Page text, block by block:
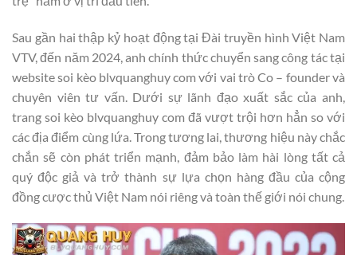
Sau gần hai thập kỷ hoạt động tại Đài truyền hình Việt Nam
VTV, đến năm 2024, anh chính thức chuyển sang công tác tại
website soi kèo blvquanghuy com với vai trò Co – founder và
chuyên viên tư vấn. Dưới sự lãnh đạo xuất sắc của anh,
trang soi kèo blvquanghuy com đã vượt trội hơn hẳn so với
các địa điểm cùng lứa. Trong tương lai, thương hiệu này chắc
chắn sẽ còn phát triển mạnh, đảm bảo làm hài lòng tất cả
quý độc giả và trở thành sự lựa chọn hàng đầu của cộng
đồng cược thủ Việt Nam nói riêng và toàn thế giới nói chung.